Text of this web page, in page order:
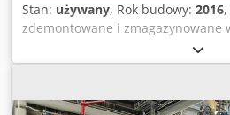
Stan: używany, Rok budowy: 2016
zdemontowane i zmagazynowane
Producent: Italvacuum Model:
Rok produkcji: 2016 Typ: pozioma
mieszadłem łopatkowym
wilgotnych proszków Jednostka